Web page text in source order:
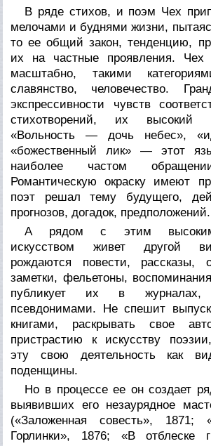
В ряде стихов, и поэм Чех
мелочами и буднями жизни,
то ее общий закон, тенденцию,
их на частные проявления. Чех
масштабно, такими
славянство, человечество.
экспрессивности чувств
стихотворений, их высокий
«Вольность — дочь небес»,
«божественный лик» — этот
наиболее частом
Романтическую окраску имеют
поэт решал тему будущего,
прогнозов, догадок, предположений.
А рядом с этим высоким
искусством живет другой
рождаются повести, рассказы,
заметки, фельетоны,
публикует их в журналах,
псевдонимами. Не спешит
книгами, раскрывать свое
пристрастию к искусству
эту свою деятельность как
поденщины.
Но в процессе ее он создает
выявивших его незаурядное
(«Заложенная совесть», 1871;
Горлинки», 1876; «В отблеске